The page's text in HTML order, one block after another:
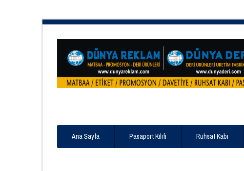
Ana Sayfa Pasaport Kılıfı Ruhsat Kabı